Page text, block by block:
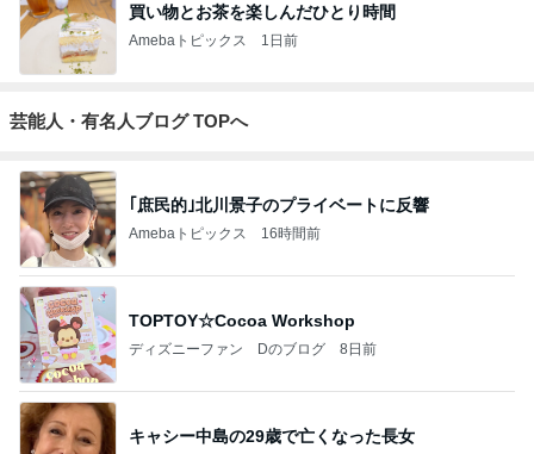
買い物とお茶を楽しんだひとり時間
Amebaトピックス 1日前
芸能人・有名人ブログ TOPへ
｢庶民的｣北川景子のプライベートに反響
Amebaトピックス 16時間前
TOPTOY☆Cocoa Workshop
ディズニーファン Dのブログ 8日前
キャシー中島の29歳で亡くなった長女